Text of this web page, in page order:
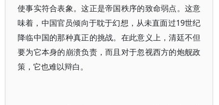
使事实符合表象。这正是帝国秩序的致命弱点。这意
味着，中国官员倾向于耽于幻想，从未直面过19世纪
降临中国的那种真正的挑战。在此意义上，清廷不但
要为它本身的崩溃负责，而且对于忽视西方的炮舰政
策，它也难以辩白。